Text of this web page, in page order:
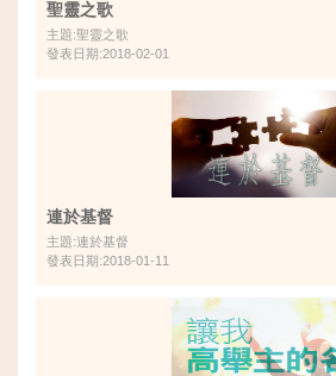
聖靈之歌
主題:聖靈之歌
發表日期:2018-02-01
連於基督
主題:連於基督
發表日期:2018-01-11